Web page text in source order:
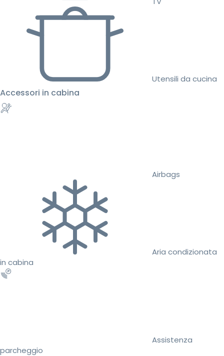
Utensili da cucina
Accessori in cabina
Airbags
Aria condizionata
in cabina
Assistenza
parcheggio